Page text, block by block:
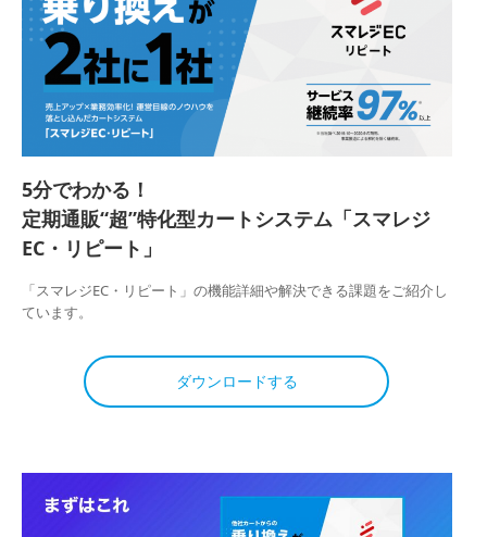
5分でわかる！
定期通販“超”特化型カートシステム「スマレジ
EC・リピート」
「スマレジEC・リピート」の機能詳細や解決できる課題をご紹介し
ています。
ダウンロードする